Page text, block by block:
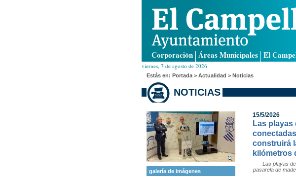
Corporación Áreas Municipales El
viernes, 7 de agosto de 2026
Estás en: Portada > Actualidad > Noticias
NOTICIAS
galería de imágenes
15/5/2026
Las playas
construirá
kilómetros
Las playas
pasarela de